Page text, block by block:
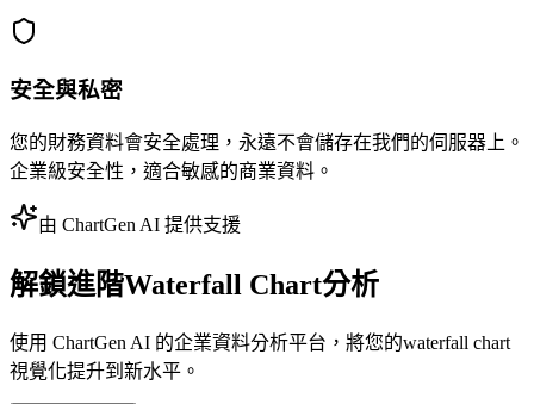
安全與私密
您的財務資料會安全處理，永遠不會儲存在我們的伺服器上。
企業級安全性，適合敏感的商業資料。
由 ChartGen AI 提供支援
解鎖進階Waterfall Chart分析
使用 ChartGen AI 的企業資料分析平台，將您的waterfall chart
視覺化提升到新水平。